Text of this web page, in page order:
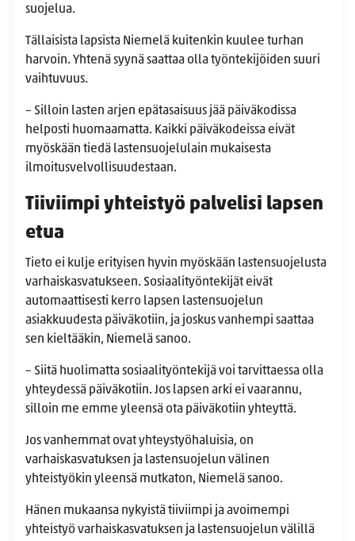
suojelua.
Tällaisista lapsista Niemelä kuitenkin kuulee turhan
harvoin. Yhtenä syynä saattaa olla työntekijöiden suuri
vaihtuvuus.
– Silloin lasten arjen epätasaisuus jää päiväkodissa
helposti huomaamatta. Kaikki päiväkodeissa eivät
myöskään tiedä lastensuojelulain mukaisesta
ilmoitusvelvollisuudestaan.
Tiiviimpi yhteistyö palvelisi lapsen
etua
Tieto ei kulje erityisen hyvin myöskään lastensuojelusta
varhaiskasvatukseen. Sosiaalityöntekijät eivät
automaattisesti kerro lapsen lastensuojelun
asiakkuudesta päiväkotiin, ja joskus vanhempi saattaa
sen kieltääkin, Niemelä sanoo.
– Siitä huolimatta sosiaalityöntekijä voi tarvittaessa olla
yhteydessä päiväkotiin. Jos lapsen arki ei vaarannu,
silloin me emme yleensä ota päiväkotiin yhteyttä.
Jos vanhemmat ovat yhteystyöhaluisia, on
varhaiskasvatuksen ja lastensuojelun välinen
yhteistyökin yleensä mutkaton, Niemelä sanoo.
Hänen mukaansa nykyistä tiiviimpi ja avoimempi
yhteistyö varhaiskasvatuksen ja lastensuojelun välillä